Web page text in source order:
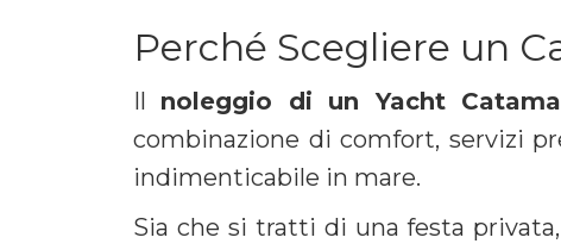
Perché Scegliere un
noleggio di un Yacht
combinazione di comfort, servizi
indimenticabile in mare.
Sia che si tratti di una festa